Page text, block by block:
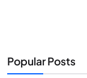
Popular Posts